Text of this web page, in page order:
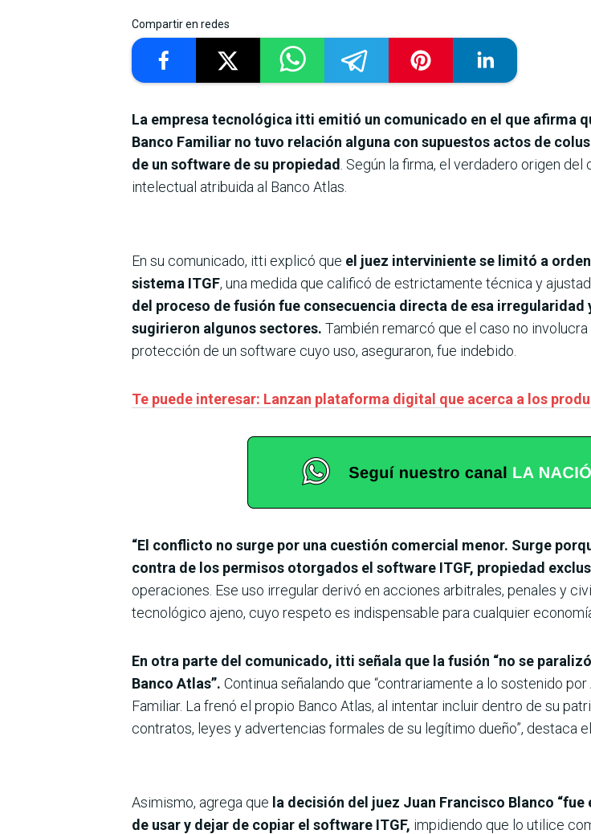
Compartir en redes
La empresa tecnológica itti emitió un comunicado en el que afirma
Banco Familiar no tuvo relación alguna con supuestos actos de
de un software de su propiedad . Según la firma, el verdadero origen
intelectual atribuida al Banco Atlas.
En su comunicado, itti explicó que el juez interviniente se limitó a
sistema ITGF, una medida que calificó de estrictamente técnica y
del proceso de fusión fue consecuencia directa de esa
sugirieron algunos sectores. También remarcó que el caso no
protección de un software cuyo uso, aseguraron, fue indebido.
Te puede interesar: Lanzan plataforma digital que acerca a los
“El conflicto no surge por una cuestión comercial menor. Surge
contra de los permisos otorgados el software ITGF, propiedad
operaciones. Ese uso irregular derivó en acciones arbitrales, penales y
tecnológico ajeno, cuyo respeto es indispensable para cualquier
En otra parte del comunicado, itti señala que la fusión “no se
Banco Atlas”. Continua señalando que “contrariamente a lo sostenido
Familiar. La frenó el propio Banco Atlas, al intentar incluir dentro de su
contratos, leyes y advertencias formales de su legítimo dueño”, destaca
Asimismo, agrega que la decisión del juez Juan Francisco Blanco
de usar y dejar de copiar el software ITGF, impidiendo que lo utilice